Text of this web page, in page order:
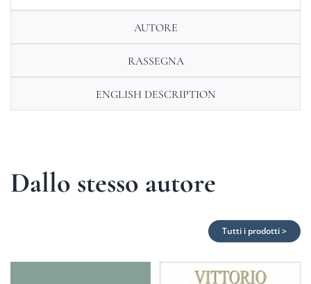
AUTORE
RASSEGNA
ENGLISH DESCRIPTION
Dallo stesso autore
Tutti i prodotti >